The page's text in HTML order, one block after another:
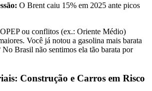
O Brent caiu 15% em 2025 ante picos
ou conflitos (ex.: Oriente Médio)
Você já notou a gasolina mais barata
No Brasil não sentimos ela tão barata por
Construção e Carros em Risco